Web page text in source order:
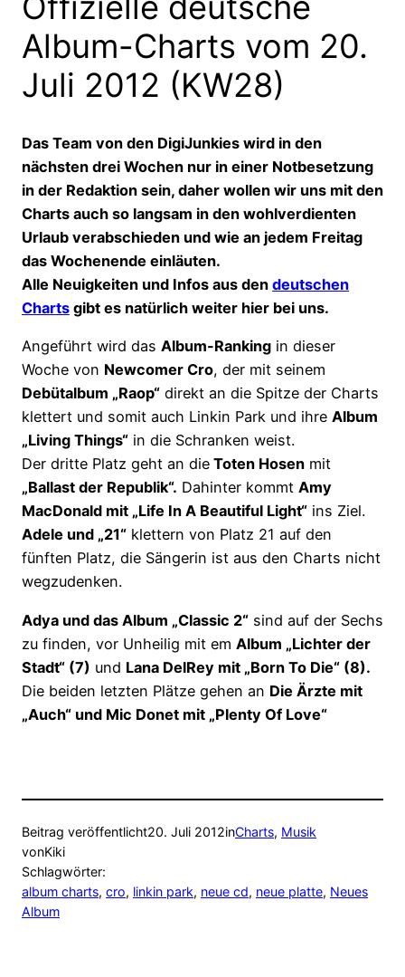
Album-Charts vom 20.
Juli 2012 (KW28)
Das Team von den DigiJunkies wird in den
nächsten drei Wochen nur in einer Notbesetzung
in der Redaktion sein, daher wollen wir uns mit den
Charts auch so langsam in den wohlverdienten
Urlaub verabschieden und wie an jedem Freitag
das Wochenende einläuten.
Alle Neuigkeiten und Infos aus den deutschen
Charts gibt es natürlich weiter hier bei uns.
Angeführt wird das Album-Ranking in dieser
Woche von Newcomer Cro, der mit seinem
Debütalbum „Raop“ direkt an die Spitze der Charts
klettert und somit auch Linkin Park und ihre Album
„Living Things“ in die Schranken weist.
Der dritte Platz geht an die Toten Hosen mit
„Ballast der Republik“. Dahinter kommt Amy
MacDonald mit „Life In A Beautiful Light“ ins Ziel.
Adele und „21“ klettern von Platz 21 auf den
fünften Platz, die Sängerin ist aus den Charts nicht
wegzudenken.
Adya und das Album „Classic 2“ sind auf der Sechs
zu finden, vor Unheilig mit em Album „Lichter der
Stadt“ (7) und Lana DelRey mit „Born To Die“ (8).
Die beiden letzten Plätze gehen an Die Ärzte mit
„Auch“ und Mic Donet mit „Plenty Of Love“
Beitrag veröffentlicht20. Juli 2012inCharts, Musik
vonKiki
Schlagwörter:
album charts, cro, linkin park, neue cd, neue platte, Neues
Album